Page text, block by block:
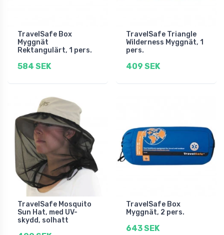
TravelSafe Box
Myggnät
Rektangulärt, 1 pers.
584 SEK
TravelSafe Triangle
Wilderness Myggnät, 1
pers.
409 SEK
TravelSafe Mosquito
Sun Hat, med UV-
skydd, solhatt
TravelSafe Box
Myggnät, 2 pers.
643 SEK